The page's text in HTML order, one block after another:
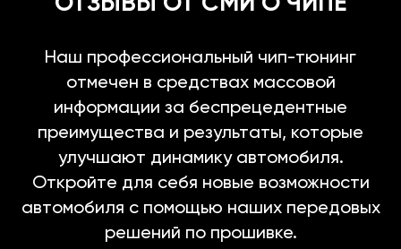
Наш профессиональный чип-тюнинг
отмечен в средствах массовой
информации за беспрецедентные
преимущества и результаты, которые
улучшают динамику автомобиля.
Откройте для себя новые возможности
автомобиля с помощью наших передовых
решений по прошивке.